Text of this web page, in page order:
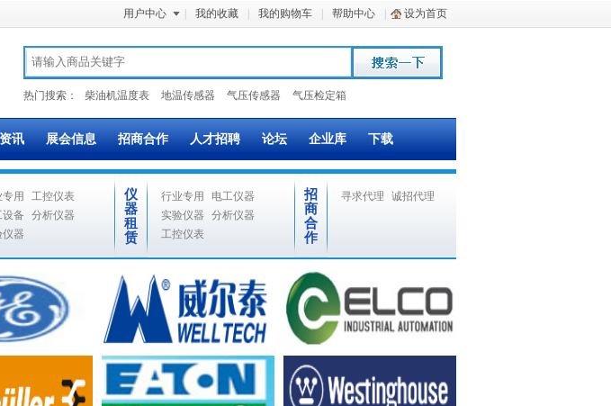
用户中心 我的收藏 我的购物车 帮助中心 设为首页
热门搜索： 柴油机温度表 地温传感器 气压传感器 气压检定箱
讯 展会信息 招商合作 人才招聘 论坛 企业库 下载
用
工控仪表
设备
分析仪器
仪器
仪
器
租
赁
行业专用
电工仪器
实验仪器
分析仪器
工控仪表
招
商
合
作
寻求代理 诚招代理